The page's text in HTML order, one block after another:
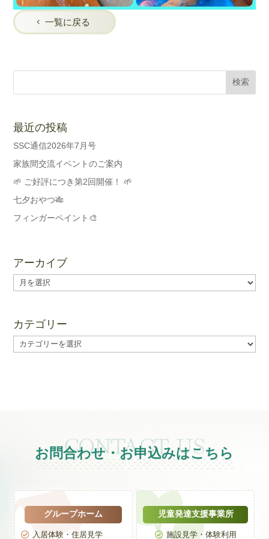
一覧に戻る
最近の投稿
SSC通信2026年7月号
家族間交流イベントのご案内
🌱 ご好評につき第2回開催！ 🌱
七夕おやつ🎋
フィンガーペイント🎨
アーカイブ
ア
ー
イ
ブ
カテゴリー
カ
テ
お問合わせ・お申込みはこちら
グループホーム
 入居体験・住居見学
児童発達支援事業所
 施設見学・体験利用